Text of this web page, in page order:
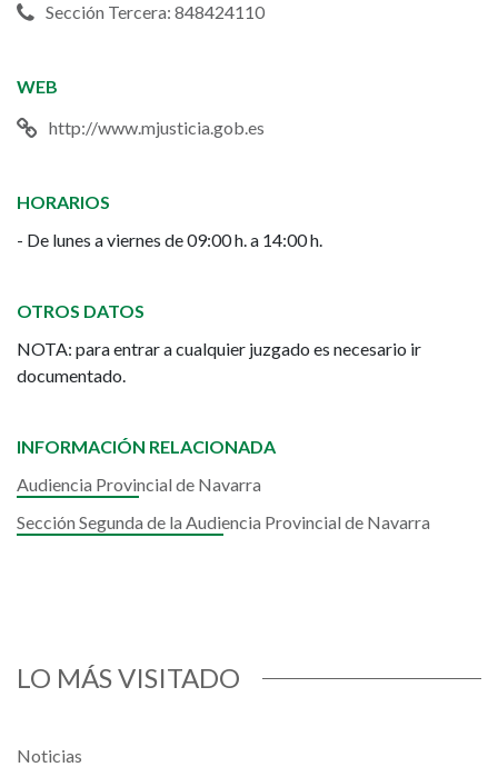
Sección Tercera: 848424110
WEB
http://www.mjusticia.gob.es
HORARIOS
- De lunes a viernes de 09:00 h. a 14:00 h.
OTROS DATOS
NOTA: para entrar a cualquier juzgado es necesario ir
documentado.
INFORMACIÓN RELACIONADA
Audiencia Provincial de Navarra
Sección Segunda de la Audiencia Provincial de Navarra
LO MÁS VISITADO
Noticias